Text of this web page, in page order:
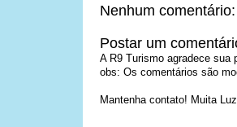
Nenhum comentário:
Postar um
A R9 Turismo agradece sua
obs: Os comentários são
Mantenha contato! Muita